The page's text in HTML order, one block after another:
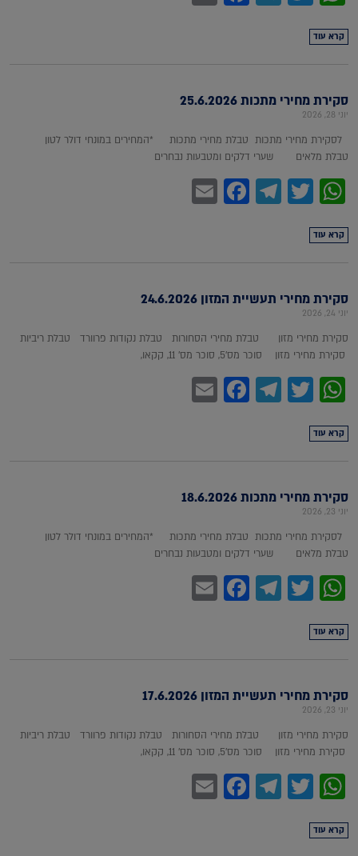
קרא עוד
סקירת מחירי מתכות 25.6.2026
יוני 28, 2026
לסקירת מחירי מתכות טבלת מחירי מתכות *המחירים במונחי דולר לטון
טבלת מלאים שערי דלקים ומטבעות נבחרים
WhatsApp
Twitter
Telegram
Facebook
קרא עוד
סקירת מחירי תעשיית המזון 24.6.2026
יוני 24, 2026
סקירת מחירי מזון טבלת מחירי הסחורות טבלת נקודות פרוורד טבלת ריביות
סקירת מחירי מזון סוכר מס'5, סוכר מס' 11, קקאו,
WhatsApp
Twitter
Telegram
Facebook
קרא עוד
סקירת מחירי מתכות 18.6.2026
יוני 23, 2026
לסקירת מחירי מתכות טבלת מחירי מתכות *המחירים במונחי דולר לטון
טבלת מלאים שערי דלקים ומטבעות נבחרים
WhatsApp
Twitter
Telegram
Facebook
קרא עוד
סקירת מחירי תעשיית המזון 17.6.2026
יוני 23, 2026
סקירת מחירי מזון טבלת מחירי הסחורות טבלת נקודות פרוורד טבלת ריביות
סקירת מחירי מזון סוכר מס'5, סוכר מס' 11, קקאו,
WhatsApp
Twitter
Telegram
Facebook
קרא עוד